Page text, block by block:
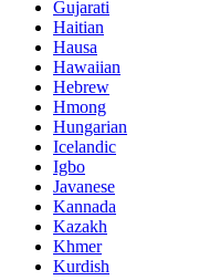
Gujarati
Haitian
Hausa
Hawaiian
Hebrew
Hmong
Hungarian
Icelandic
Igbo
Javanese
Kannada
Kazakh
Khmer
Kurdish